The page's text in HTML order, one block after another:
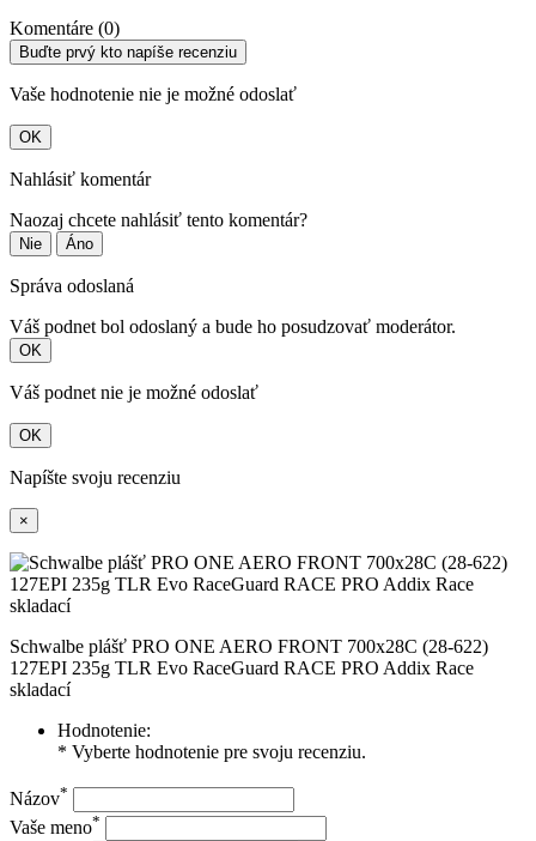
Komentáre (0)
Buďte prvý kto napíše recenziu
Vaše hodnotenie nie je možné odoslať
OK
Nahlásiť komentár
Naozaj chcete nahlásiť tento komentár?
Nie Áno
Správa odoslaná
Váš podnet bol odoslaný a bude ho posudzovať moderátor.
OK
Váš podnet nie je možné odoslať
OK
Napíšte svoju recenziu
×
Schwalbe plášť PRO ONE AERO FRONT 700x28C (28-622)
127EPI 235g TLR Evo RaceGuard RACE PRO Addix Race
skladací
Hodnotenie:
* Vyberte hodnotenie pre svoju recenziu.
Názov*
Vaše meno*